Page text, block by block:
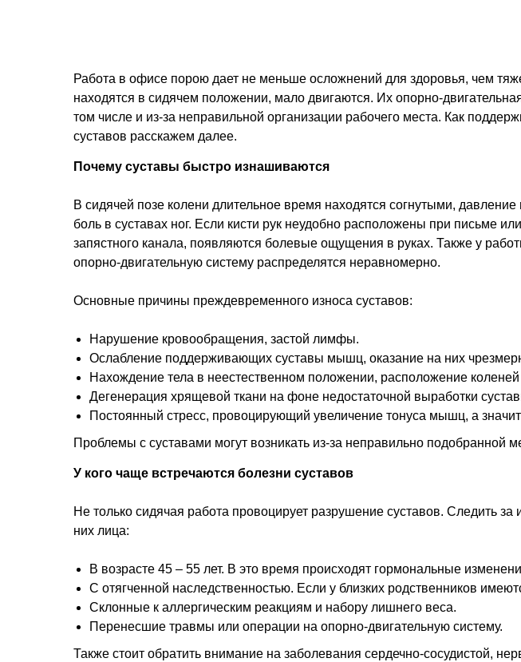
Работа в офисе порою дает не меньше осложнений для здоровья, чем
находятся в сидячем положении, мало двигаются. Их опорно-
том числе и из-за неправильной организации рабочего места. Как
суставов расскажем далее.
Почему суставы быстро изнашиваются
В сидячей позе колени длительное время находятся согнутыми,
боль в суставах ног. Если кисти рук неудобно расположены при письме
запястного канала, появляются болевые ощущения в руках. Также у
опорно-двигательную систему распределятся неравномерно.
Основные причины преждевременного износа суставов:
Нарушение кровообращения, застой лимфы.
Ослабление поддерживающих суставы мышц, оказание на них
Нахождение тела в неестественном положении, расположение
Дегенерация хрящевой ткани на фоне недостаточной выработки
Постоянный стресс, провоцирующий увеличение тонуса мышц, а
Проблемы с суставами могут возникать из-за неправильно
У кого чаще встречаются болезни суставов
Не только сидячая работа провоцирует разрушение суставов. Следить
них лица:
В возрасте 45 – 55 лет. В это время происходят гормональные
С отягченной наследственностью. Если у близких родственников
Склонные к аллергическим реакциям и набору лишнего веса.
Перенесшие травмы или операции на опорно-двигательную систему.
Также стоит обратить внимание на заболевания сердечно-сосудистой,